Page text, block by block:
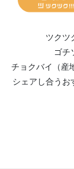
ツクツ
ゴチ
チョクバイ（産
シェアし合う お